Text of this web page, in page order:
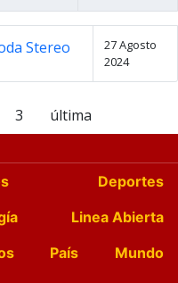
Stereo
27 Agosto
2024
3 última
Deportes
Linea Abierta
País
Mundo